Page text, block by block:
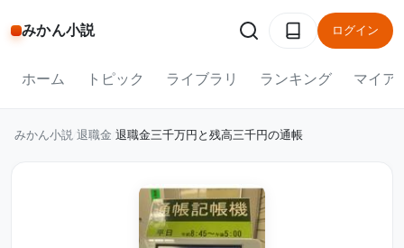
みかん小説 ログイン
ホーム トピック ライブラリ ランキング マイア
みかん小説 退職金 退職金三千万円と残高三千円の通帳